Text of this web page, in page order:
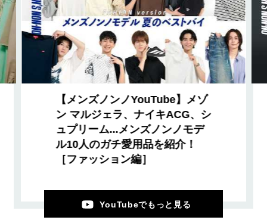
【メンズノンノYouTube】メゾ
ン マルジェラ、ナイキACG、シ
ュプリーム...メンズノンノモデ
ル10人のガチ愛用品を紹介！
［ファッション編］
YouTubeでもっと見る